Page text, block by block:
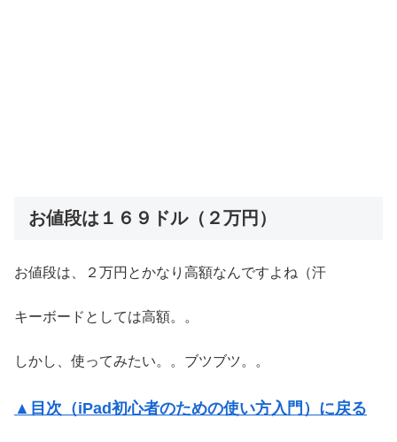
お値段は１６９ドル（２万円）
お値段は、２万円とかなり高額なんですよね（汗
キーボードとしては高額。。
しかし、使ってみたい。。ブツブツ。。
▲目次（iPad初心者のための使い方入門）に戻る